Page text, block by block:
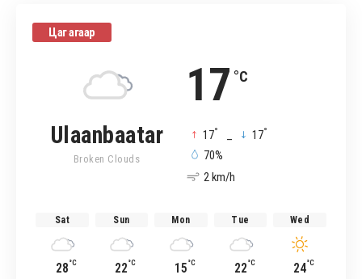
Цаг агаар
17 °C
Ulaanbaatar
Broken Clouds
17° 17°
70%
2 km/h
Sat
28°C
Sun
22°C
Mon
15°C
Tue
22°C
Wed
24°C